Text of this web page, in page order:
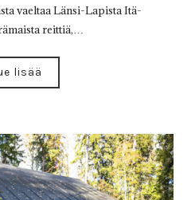
vaeltaa Länsi-Lapista Itä-
reittiä,…
lisää